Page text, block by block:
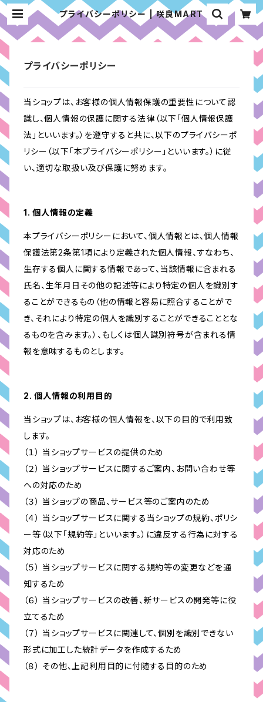
プライバシーポリシー | 咲良MART
プライバシーポリシー
当ショップは、お客様の個人情報保護の重要性について認
識し、個人情報の保護に関する法律（以下「個人情報保護
法」といいます。）を遵守すると共に、以下のプライバシーポ
リシー（以下「本プライバシーポリシー」といいます。）に従
い、適切な取扱い及び保護に努めます。
1. 個人情報の定義
本プライバシーポリシーにおいて、個人情報とは、個人情報
保護法第2条第1項により定義された個人情報、すなわち、
生存する個人に関する情報であって、当該情報に含まれる
氏名、生年月日その他の記述等により特定の個人を識別す
ることができるもの（他の情報と容易に照合することがで
き、それにより特定の個人を識別することができることとな
るものを含みます。）、もしくは個人識別符号が含まれる情
報を意味するものとします。
2. 個人情報の利用目的
当ショップは、お客様の個人情報を、以下の目的で利用致
します。
（１） 当ショップサービスの提供のため
（２） 当ショップサービスに関するご案内、お問い合わせ等
への対応のため
（３） 当ショップの商品、サービス等のご案内のため
（４） 当ショップサービスに関する当ショップの規約、ポリシ
ー等（以下「規約等」といいます。）に違反する行為に対する
対応のため
（５） 当ショップサービスに関する規約等の変更などを通
知するため
（６） 当ショップサービスの改善、新サービスの開発等に役
立てるため
（７） 当ショップサービスに関連して、個別を識別できない
形式に加工した統計データを作成するため
（８） その他、上記利用目的に付随する目的のため